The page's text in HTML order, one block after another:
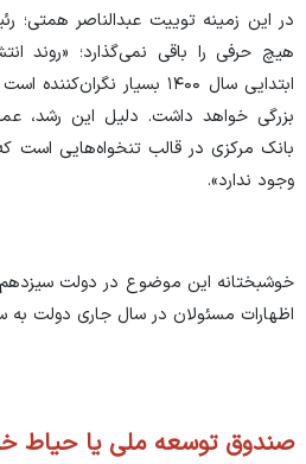
در این زمینه توییت عبدالناصر
هیچ حرفی را باقی نمی‌گذارد؛ «روند
ابتدایی سال ۱۴۰۰ بسیار
بزرگی خواهد داشت. دلیل این رشد،
بانک مرکزی در قالب تنخواه‌هایی است
وجود ندارد».
خوشبختانه این موضوع در دولت
اظهارات مسئولان در سال جاری دولت به
صندوق توسعه ملی یا حیاط